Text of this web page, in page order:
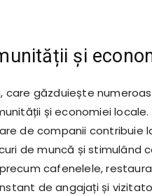
și
care găzduiește
și economiei locale.
de companii contribuie
de muncă și stimulând
cafenelele,
de angajați și